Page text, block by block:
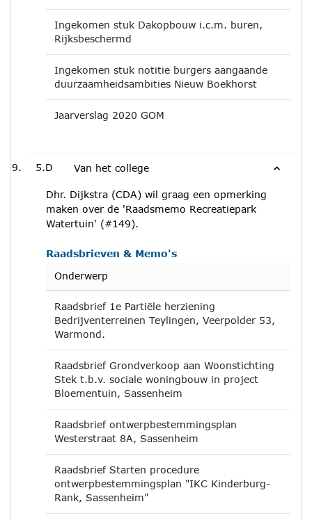
Ingekomen stuk Dakopbouw i.c.m. buren,
Rijksbeschermd
Ingekomen stuk notitie burgers aangaande
duurzaamheidsambities Nieuw Boekhorst
Jaarverslag 2020 GOM
5.D Van het college
Dhr. Dijkstra (CDA) wil graag een opmerking
maken over de 'Raadsmemo Recreatiepark
Watertuin' (#149).
Raadsbrieven & Memo's
Onderwerp
Raadsbrief 1e Partiële herziening
Bedrijventerreinen Teylingen, Veerpolder 53,
Warmond.
Raadsbrief Grondverkoop aan Woonstichting
Stek t.b.v. sociale woningbouw in project
Bloementuin, Sassenheim
Raadsbrief ontwerpbestemmingsplan
Westerstraat 8A, Sassenheim
Raadsbrief Starten procedure
ontwerpbestemmingsplan "IKC Kinderburg-
Rank, Sassenheim"